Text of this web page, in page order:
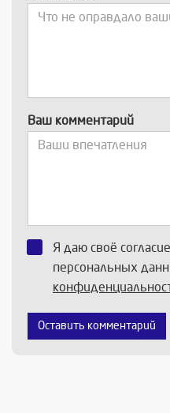
Ваш комментарий
Я даю своё
персональных
Оставить комментарий